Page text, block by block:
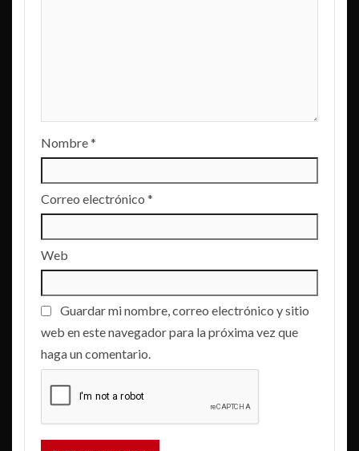
Nombre*
Correo electrónico *
Web
Guardar mi nombre, correo electrónico y sitio
web en este navegador para la próxima vez que
haga un comentario.